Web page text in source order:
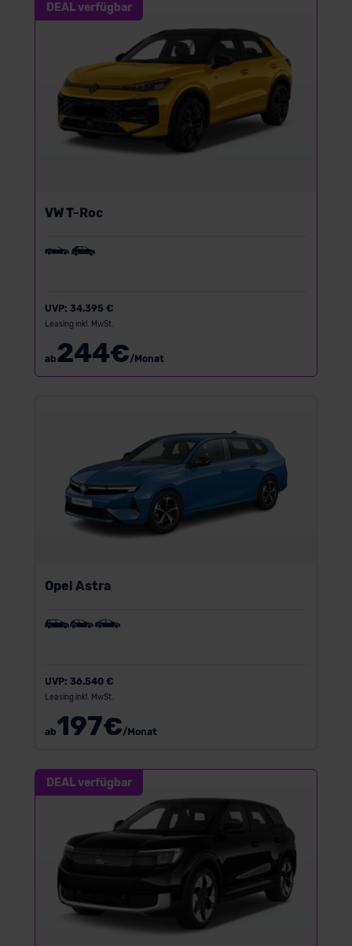
DEAL verfügbar
VW T-Roc
UVP: 34.395 €
Leasing inkl. MwSt.
ab244€/Monat
Opel Astra
UVP: 36.540 €
Leasing inkl. MwSt.
ab197€/Monat
DEAL verfügbar